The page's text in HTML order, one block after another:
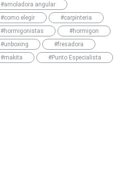
#amoladora angular
#como elegir
#carpinteria
#hormigonistas
#hormigon
#unboxing
#fresadora
#makita
#Punto Especialista